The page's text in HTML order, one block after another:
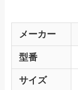
メーカー
型番
サイズ